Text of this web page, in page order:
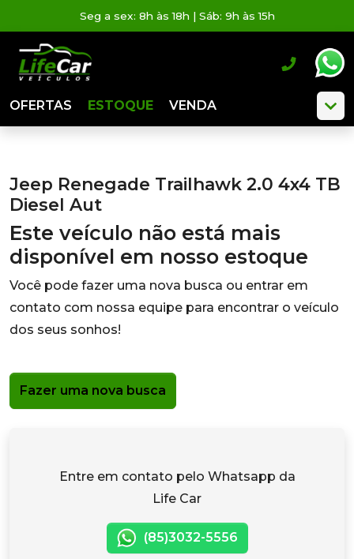
Seg a sex: 8h às 18h | Sáb: 9h às 15h
OFERTAS ESTOQUE VENDA
Jeep Renegade Trailhawk 2.0 4x4 TB
Diesel Aut
Este veículo não está mais
disponível em nosso estoque
Você pode fazer uma nova busca ou entrar em
contato com nossa equipe para encontrar o veículo
dos seus sonhos!
Fazer uma nova busca
Entre em contato pelo Whatsapp da
Life Car
(85)3032-5556